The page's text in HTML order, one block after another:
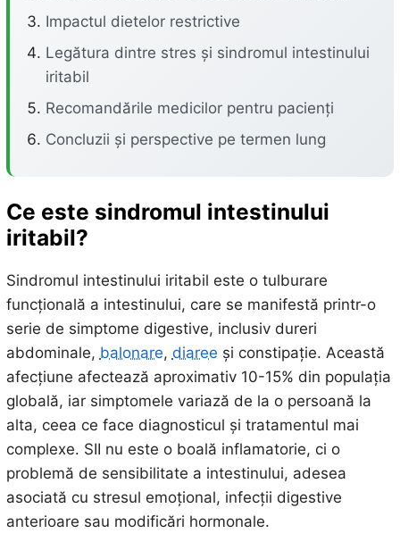
Impactul dietelor restrictive
Legătura dintre stres și sindromul intestinului
iritabil
Recomandările medicilor pentru pacienți
Concluzii și perspective pe termen lung
Ce este sindromul intestinului
iritabil?
Sindromul intestinului iritabil este o tulburare
funcțională a intestinului, care se manifestă printr-o
serie de simptome digestive, inclusiv dureri
abdominale, balonare, diaree și constipație. Această
afecțiune afectează aproximativ 10-15% din populația
globală, iar simptomele variază de la o persoană la
alta, ceea ce face diagnosticul și tratamentul mai
complexe. SII nu este o boală inflamatorie, ci o
problemă de sensibilitate a intestinului, adesea
asociată cu stresul emoțional, infecții digestive
anterioare sau modificări hormonale.